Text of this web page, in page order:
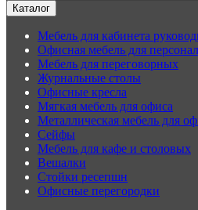
Каталог
Мебель для кабинета
Офисная мебель для
Мебель для переговорных
Журнальные столы
Офисные кресла
Мягкая мебель для офиса
Металлическая мебель для
Сейфы
Мебель для кафе и столовых
Вешалки
Стойки ресепшн
Офисные перегородки